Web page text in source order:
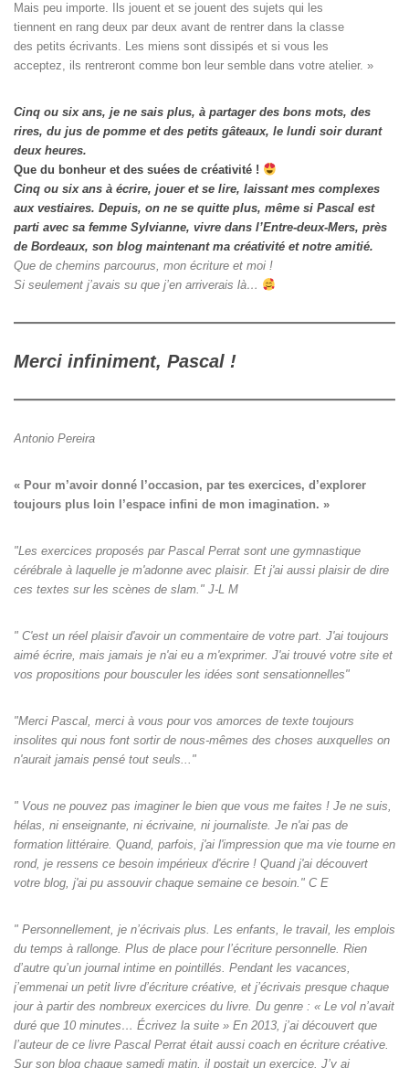
Mais peu importe. Ils jouent et se jouent des sujets qui les
tiennent en rang deux par deux avant de rentrer dans la classe
des petits écrivants. Les miens sont dissipés et si vous les
acceptez, ils rentreront comme bon leur semble dans votre atelier. »
Cinq ou six ans, je ne sais plus, à partager des bons mots, des
rires, du jus de pomme et des petits gâteaux, le lundi soir durant
deux heures.
Que du bonheur et des suées de créativité !
Cinq ou six ans à écrire, jouer et se lire, laissant mes complexes
aux vestiaires. Depuis, on ne se quitte plus, même si Pascal est
parti avec sa femme Sylvianne, vivre dans l’Entre-deux-Mers, près
de Bordeaux, son blog maintenant ma créativité et notre amitié.
Que de chemins parcourus, mon écriture et moi !
Si seulement j’avais su que j’en arriverais là…
Merci infiniment, Pascal !
Antonio Pereira
« Pour m’avoir donné l’occasion, par tes exercices, d’explorer
toujours plus loin l’espace infini de mon imagination. »
"Les exercices proposés par Pascal Perrat sont une gymnastique
cérébrale à laquelle je m'adonne avec plaisir. Et j'ai aussi plaisir de dire
ces textes sur les scènes de slam." J-L M
" C'est un réel plaisir d'avoir un commentaire de votre part. J'ai toujours
aimé écrire, mais jamais je n'ai eu a m'exprimer. J'ai trouvé votre site et
vos propositions pour bousculer les idées sont sensationnelles"
"Merci Pascal, merci à vous pour vos amorces de texte toujours
insolites qui nous font sortir de nous-mêmes des choses auxquelles on
n'aurait jamais pensé tout seuls‌..."
" Vous ne pouvez pas imaginer le bien que vous me faites ! Je ne suis,
hélas, ni enseignante, ni écrivaine, ni journaliste. Je n'ai pas de
formation littéraire. Quand, parfois, j'ai l'impression que ma vie tourne en
rond, je ressens ce besoin impérieux d'écrire ! Quand j'ai découvert
votre blog, j'ai pu assouvir chaque semaine ce besoin." C E
" Personnellement, je n’écrivais plus. Les enfants, le travail, les emplois
du temps à rallonge. Plus de place pour l’écriture personnelle. Rien
d’autre qu’un journal intime en pointillés. Pendant les vacances,
j’emmenai un petit livre d’écriture créative, et j’écrivais presque chaque
jour à partir des nombreux exercices du livre. Du genre : « Le vol n’avait
duré que 10 minutes… Écrivez la suite » En 2013, j’ai découvert que
l’auteur de ce livre Pascal Perrat était aussi coach en écriture créative.
Sur son blog chaque samedi matin, il postait un exercice. J’y ai